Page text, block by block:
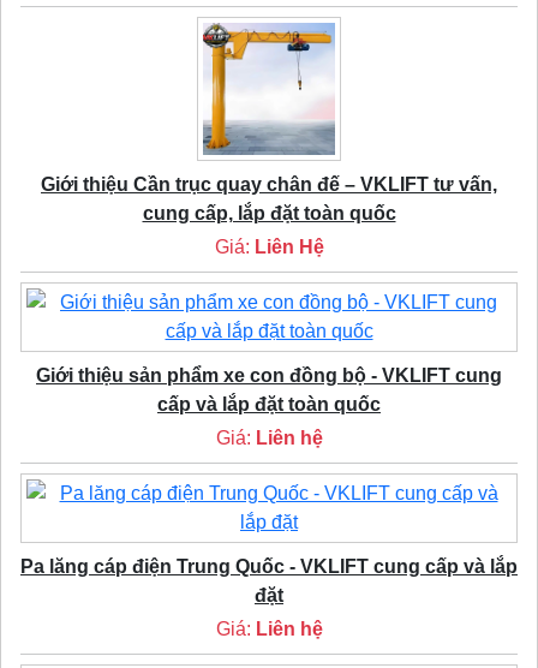
Giới thiệu Cần trục quay chân đế – VKLIFT tư vấn,
cung cấp, lắp đặt toàn quốc
Giá: Liên Hệ
Giới thiệu sản phẩm xe con đồng bộ - VKLIFT cung
cấp và lắp đặt toàn quốc
Giá: Liên hệ
Pa lăng cáp điện Trung Quốc - VKLIFT cung cấp và lắp
đặt
Giá: Liên hệ